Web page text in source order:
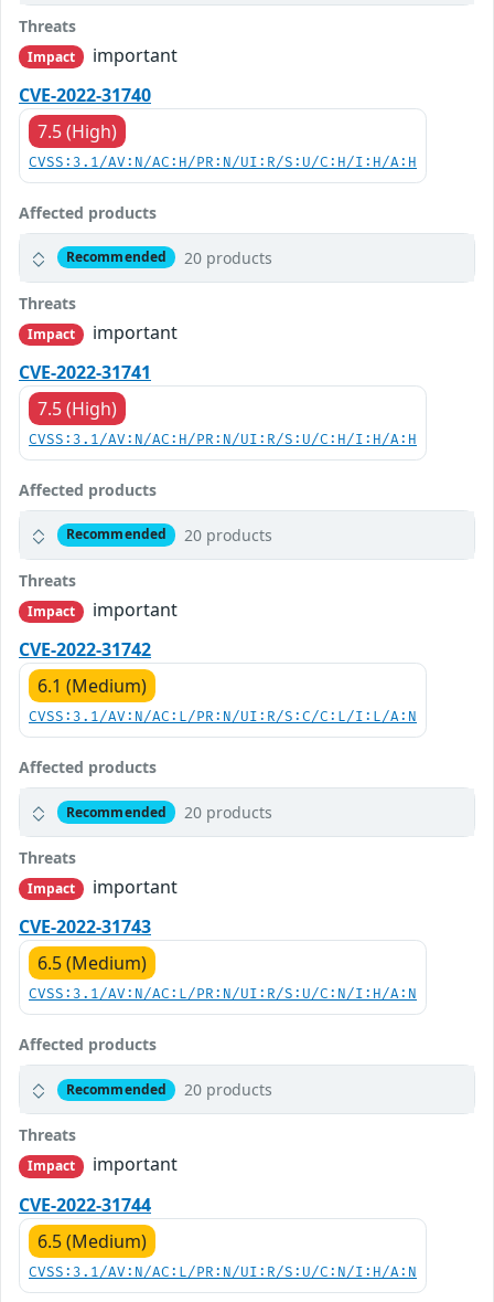
Threats
Impact
important
CVE-2022-31740
7.5 (High)
CVSS:3.1/AV:N/AC:H/PR:N/UI:R/S:U/C:H/I:H/A:H
Affected products
Recommended 20 products
Threats
Impact
important
CVE-2022-31741
7.5 (High)
CVSS:3.1/AV:N/AC:H/PR:N/UI:R/S:U/C:H/I:H/A:H
Affected products
Recommended 20 products
Threats
Impact
important
CVE-2022-31742
6.1 (Medium)
CVSS:3.1/AV:N/AC:L/PR:N/UI:R/S:C/C:L/I:L/A:N
Affected products
Recommended 20 products
Threats
Impact
important
CVE-2022-31743
6.5 (Medium)
CVSS:3.1/AV:N/AC:L/PR:N/UI:R/S:U/C:N/I:H/A:N
Affected products
Recommended 20 products
Threats
Impact
important
CVE-2022-31744
6.5 (Medium)
CVSS:3.1/AV:N/AC:L/PR:N/UI:R/S:U/C:N/I:H/A:N